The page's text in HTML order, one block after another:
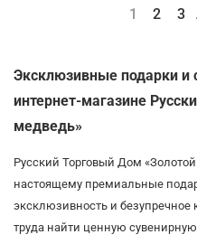
1 2 3
Эксклюзивные подарки и
интернет-магазине
медведь»
Русский Торговый Дом
настоящему премиальные
эксклюзивность и безупречное
труда найти ценную